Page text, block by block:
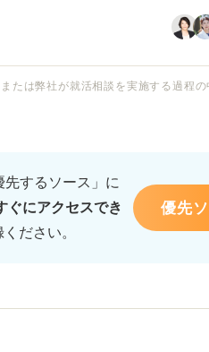
生や価値観は無価値で、な
わるとずっとふさぎ込んで泣
どのように気持ちを立て直せ
たは弊社が就活相談を実施する過程
するソース」に
ぐにアクセスでき
ださい。
優先